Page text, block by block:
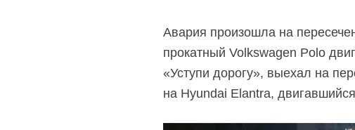
Авария произошла на
прокатный Volkswagen Polo
«Уступи дорогу», выехал на
на Hyundai Elantra,